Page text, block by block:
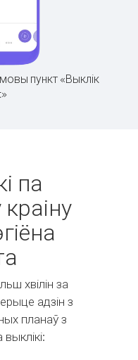
пункт «Выклік
па
хвілін за
адзін з
планаў з
выклікі: